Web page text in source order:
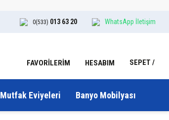
0(533) 013 63 20 WhatsApp İletişim
FAVORİLERİM HESABIM SEPET
Mutfak Eviyeleri Banyo Mobilyası